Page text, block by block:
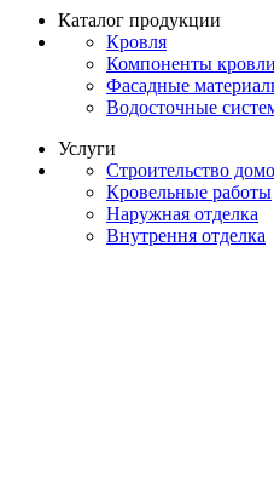
Каталог продукции
Кровля
Компоненты кровли
Фасадные
Водосточные
Услуги
Строительство
Кровельные работы
Наружная отделка
Внутрення отделка